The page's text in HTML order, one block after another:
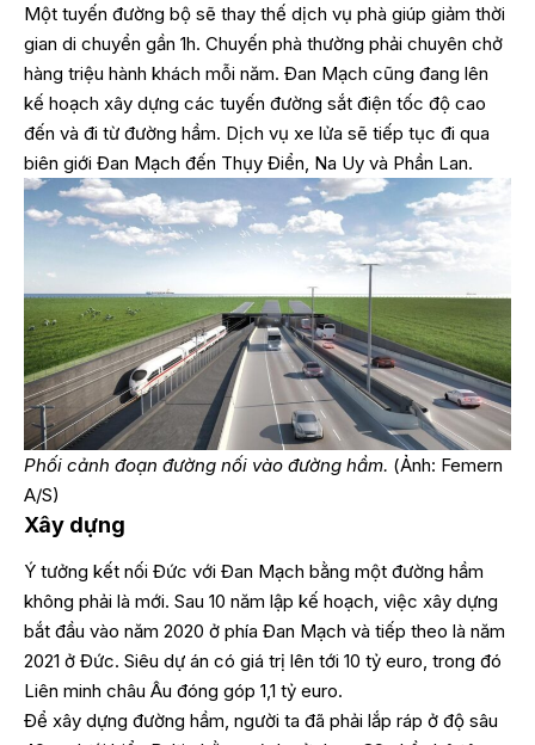
Một tuyến đường bộ sẽ thay thế dịch vụ phà giúp giảm thời
gian di chuyển gần 1h. Chuyến phà thường phải chuyên chở
hàng triệu hành khách mỗi năm. Đan Mạch cũng đang lên
kế hoạch xây dựng các tuyến đường sắt điện tốc độ cao
đến và đi từ đường hầm. Dịch vụ xe lửa sẽ tiếp tục đi qua
biên giới Đan Mạch đến Thụy Điển, Na Uy và Phần Lan.
Phối cảnh đoạn đường nối vào đường hầm. (Ảnh: Femern
A/S)
Xây dựng
Ý tưởng kết nối Đức với Đan Mạch bằng một đường hầm
không phải là mới. Sau 10 năm lập kế hoạch, việc xây dựng
bắt đầu vào năm 2020 ở phía Đan Mạch và tiếp theo là năm
2021 ở Đức. Siêu dự án có giá trị lên tới 10 tỷ euro, trong đó
Liên minh châu Âu đóng góp 1,1 tỷ euro.
Để xây dựng đường hầm, người ta đã phải lắp ráp ở độ sâu